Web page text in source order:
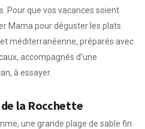
Pour que vos vacances soient
Mama pour déguster les plats
méditerranéenne, préparés avec
accompagnés d’une
à essayer.
la Rocchette
une grande plage de sable fin